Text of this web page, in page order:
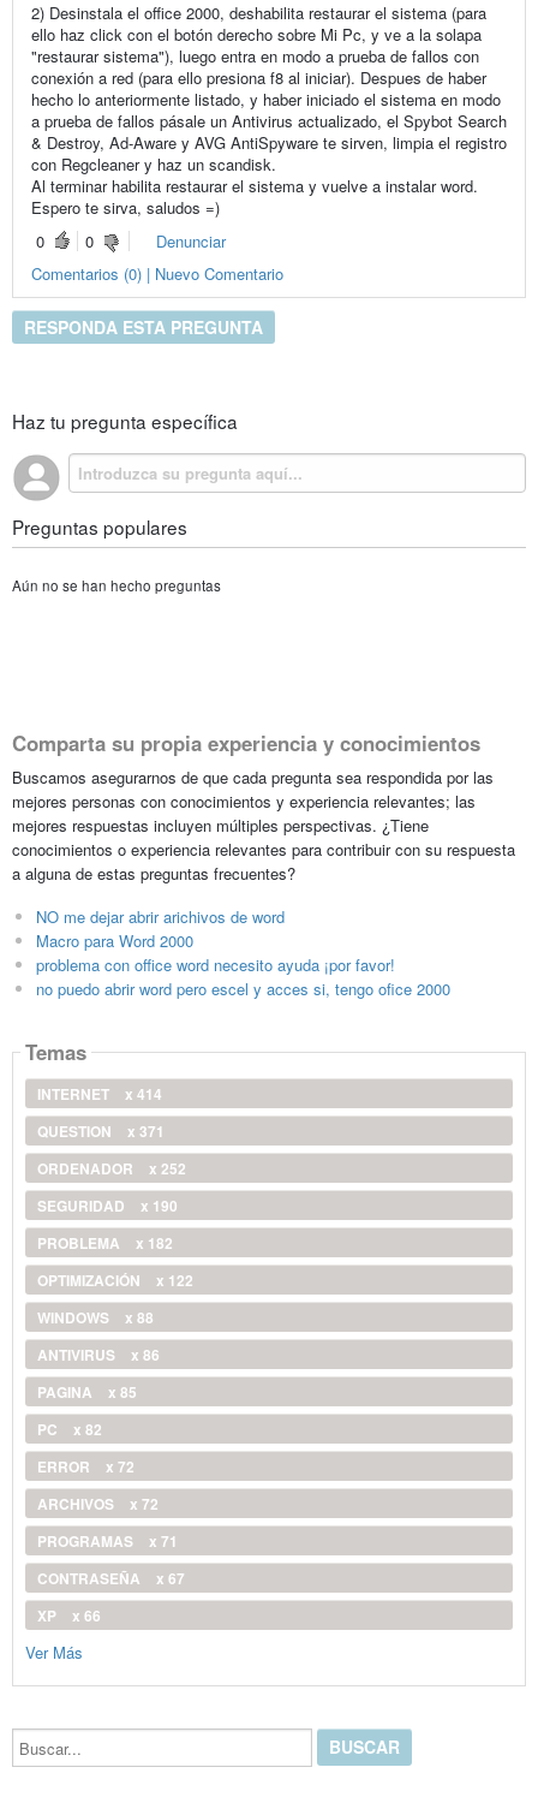
2) Desinstala el office 2000, deshabilita restaurar el sistema (para
ello haz click con el botón derecho sobre Mi Pc, y ve a la solapa
"restaurar sistema"), luego entra en modo a prueba de fallos con
conexión a red (para ello presiona f8 al iniciar). Despues de haber
hecho lo anteriormente listado, y haber iniciado el sistema en modo
a prueba de fallos pásale un Antivirus actualizado, el Spybot Search
& Destroy, Ad-Aware y AVG AntiSpyware te sirven, limpia el registro
con Regcleaner y haz un scandisk.
Al terminar habilita restaurar el sistema y vuelve a instalar word.
Espero te sirva, saludos =)
0
0
Denunciar
Comentarios (0) | Nuevo Comentario
RESPONDA ESTA PREGUNTA
Haz tu pregunta específica
Preguntas populares
Aún no se han hecho preguntas
Comparta su propia experiencia y conocimientos
Buscamos asegurarnos de que cada pregunta sea respondida por las
mejores personas con conocimientos y experiencia relevantes; las
mejores respuestas incluyen múltiples perspectivas. ¿Tiene
conocimientos o experiencia relevantes para contribuir con su respuesta
a alguna de estas preguntas frecuentes?
NO me dejar abrir arichivos de word
Macro para Word 2000
problema con office word necesito ayuda ¡por favor!
no puedo abrir word pero escel y acces si, tengo ofice 2000
Temas
INTERNET
x 414
QUESTION
x 371
ORDENADOR
x 252
SEGURIDAD
x 190
PROBLEMA
x 182
OPTIMIZACIÓN
x 122
WINDOWS
x 88
ANTIVIRUS
x 86
PAGINA
x 85
PC
x 82
ERROR
x 72
ARCHIVOS
x 72
PROGRAMAS
x 71
CONTRASEÑA
x 67
XP
x 66
Ver Más
Buscar...